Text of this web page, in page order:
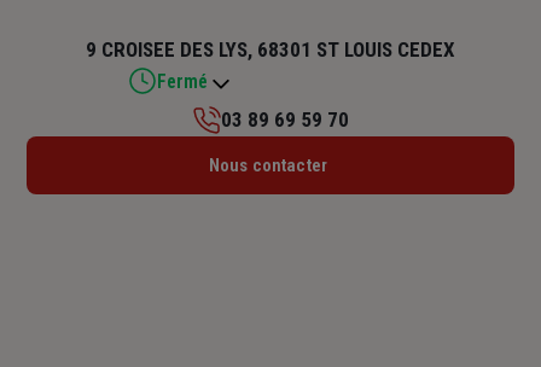
9 CROISEE DES LYS, 68301 ST LOUIS CEDEX
Fermé
Lundi : Fermé
03 89 69 59 70
Nous contacter